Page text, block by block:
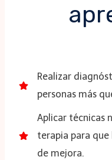
Realizar
personas más
Aplicar técnicas
terapia para que
de mejora.